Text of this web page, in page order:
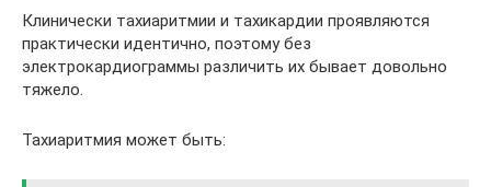
Клинически тахиаритмии и тахикардии проявляются
практически идентично, поэтому без
электрокардиограммы различить их бывает довольно
тяжело.
Тахиаритмия может быть: